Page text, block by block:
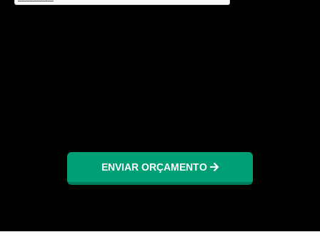
ENVIAR ORÇAMENTO